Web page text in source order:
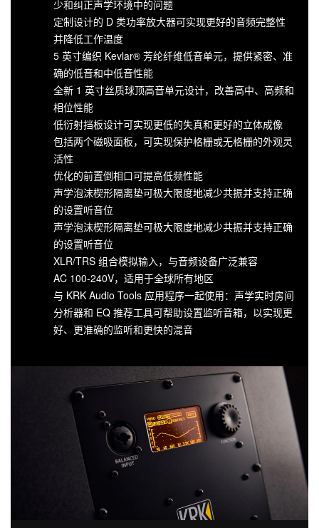
少和纠正声学环境中的问题
定制设计的 D 类功率放大器可实现更好的音频完整性
并降低工作温度
5 英寸编织 Kevlar® 芳纶纤维低音单元，提供紧密、准
确的低音和中低音性能
全新 1 英寸丝质球顶高音单元设计，改善高中、高频和
相位性能
低衍射挡板设计可实现更低的失真和更好的立体成像
包括两个磁吸面板，可实现保护格栅或无格栅的外观灵
活性
优化的前置倒相口可提高低频性能
声学泡沫楔形隔离垫可极大限度地减少共振并支持正确
的设置听音位
声学泡沫楔形隔离垫可极大限度地减少共振并支持正确
的设置听音位
XLR/TRS 组合模拟输入，与音频设备广泛兼容
AC 100-240V，适用于全球所有地区
与 KRK Audio Tools 应用程序一起使用：声学实时房间
分析器和 EQ 推荐工具可帮助设置监听音箱，以实现更
好、更准确的监听和更快的混音